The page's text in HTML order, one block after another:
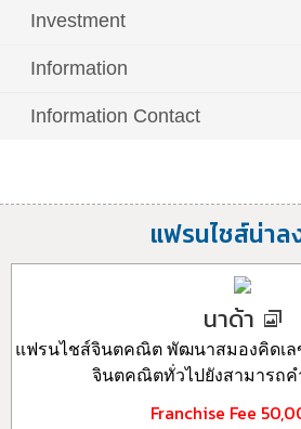
Investment
Information
Information Contact
แฟรนไชส์น่าล
นาด้า
แฟรนไชส์จินตคณิต พัฒนาสมองคิดเล
จินตคณิตทั่วไปยังสามารถ
Franchise Fee